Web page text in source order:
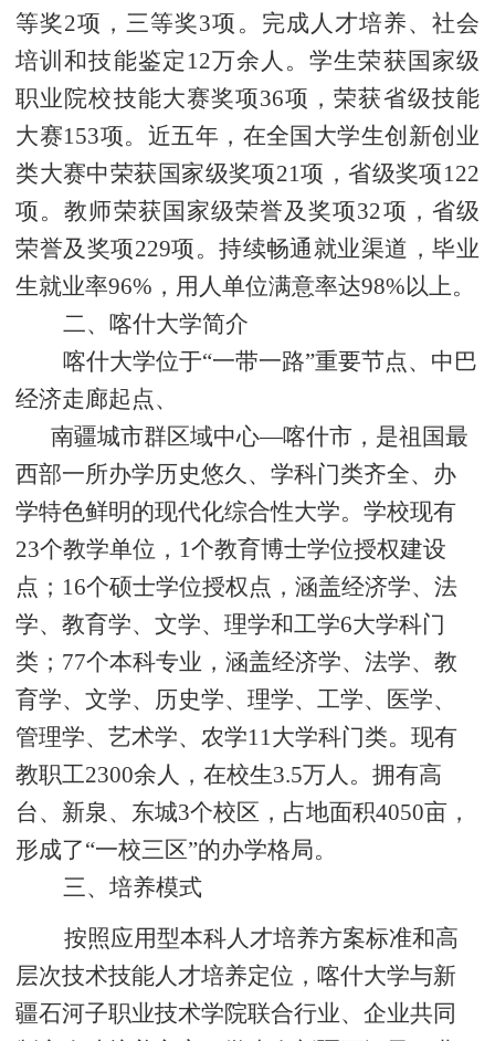
等奖2项，三等奖3项。完成人才培养、社会
培训和技能鉴定12万余人。学生荣获国家级
职业院校技能大赛奖项36项，荣获省级技能
大赛153项。近五年，在全国大学生创新创业
类大赛中荣获国家级奖项21项，省级奖项122
项。教师荣获国家级荣誉及奖项32项，省级
荣誉及奖项229项。持续畅通就业渠道，毕业
生就业率96%，用人单位满意率达98%以上。
二、喀什大学简介
喀什大学位于“一带一路”重要节点、中巴
经济走廊起点、
南疆城市群区域中心—喀什市，是祖国最
西部一所办学历史悠久、学科门类齐全、办
学特色鲜明的现代化综合性大学。学校现有
23个教学单位，1个教育博士学位授权建设
点； 16个硕士学位授权点，涵盖经济学、法
学、教育学、文学、理学和工学6大学科门
类；77个本科专业，涵盖经济学、法学、教
育学、文学、历史学、理学、工学、医学、
管理学、艺术学、农学11大学科门类。现有
教职工2300余人，在校生3.5万人。拥有高
台、新泉、东城3个校区，占地面积4050亩，
形成了“一校三区”的办学格局。
三、培养模式
按照应用型本科人才培养方案标准和高
层次技术技能人才培养定位，喀什大学与新
疆石河子职业技术学院联合行业、企业共同